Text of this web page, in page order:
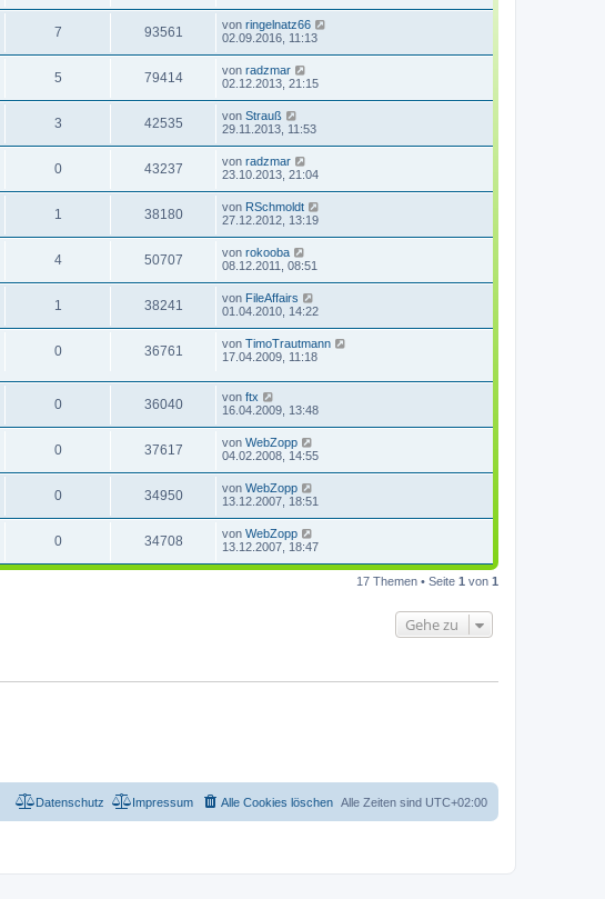
7 93561 von ringelnatz66
02.09.2016, 11:13
5 79414 von radzmar
02.12.2013, 21:15
3 42535 von Strauß
29.11.2013, 11:53
0 43237 von radzmar
23.10.2013, 21:04
1 38180 von RSchmoldt
27.12.2012, 13:19
4 50707 von rokooba
08.12.2011, 08:51
1 38241 von FileAffairs
01.04.2010, 14:22
0 36761 von TimoTrautmann
17.04.2009, 11:18
0 36040 von ftx
16.04.2009, 13:48
0 37617 von WebZopp
04.02.2008, 14:55
0 34950 von WebZopp
13.12.2007, 18:51
0 34708 von WebZopp
13.12.2007, 18:47
17 Themen • Seite 1 von 1
Gehe zu
Alle Zeiten sind UTC+02:00
Alle Cookies löschen
Impressum
Datenschutz